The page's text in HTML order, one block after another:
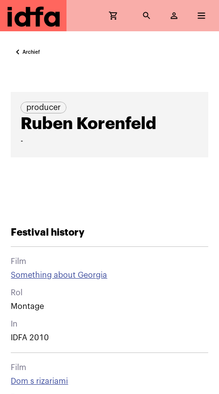
Archief
producer
Ruben Korenfeld
-
Festival history
Film
Something about Georgia
Rol
Montage
In
IDFA 2010
Film
Dom s rizariami